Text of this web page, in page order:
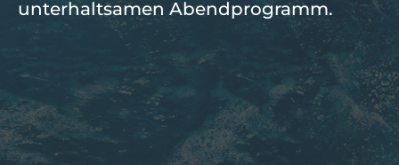
unterhaltsamen Abendprogramm.